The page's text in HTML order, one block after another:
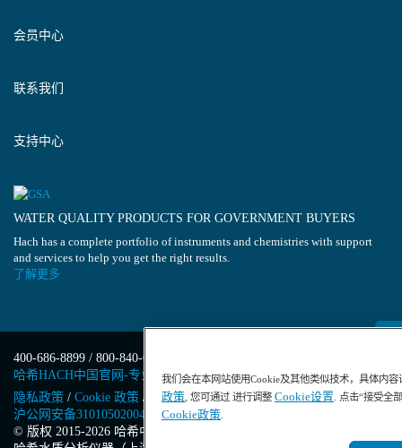
会员中心
联系我们
支持中心
WATER QUALITY PRODUCTS FOR GOVERNMENT BUYERS
Hach has a complete portfolio of instruments and chemistries with support
and services to help you get the right results.
了解更多
400-686-8899 / 800-840-6026
哈希HACH中国官网-专业水质分析仪器
隐私政策 / Cookie 政策 / Cookie 设置/沪ICP备13034148号-4/
沪公网安备31010502004971号/沪(浦)应急管危经许[2023]201871
© 版权 2015-2026 哈希中国版权所有
我们会在本网站使用Cookie及其他类似技术，具体内
政策, 您可通过 进行调整 Cookie设置. 点击“接受全
Cookie政策.